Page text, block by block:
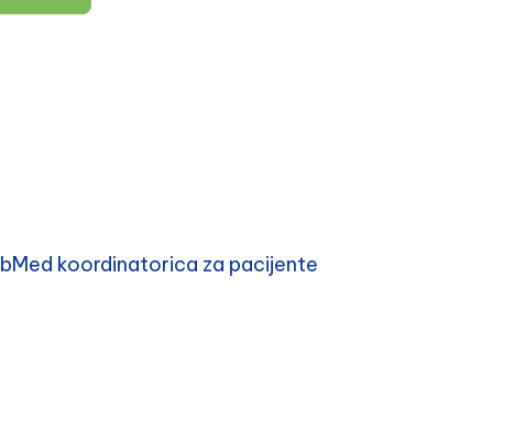
koordinatorica za pacijente